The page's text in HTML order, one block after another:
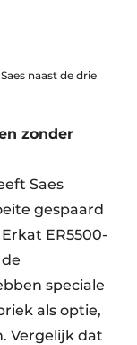
naast de drie
zonder
Saes
gespaard
ER5500-
speciale
als optie,
Vergelijk dat